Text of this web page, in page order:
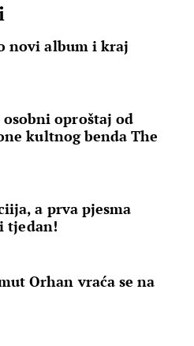
novi album i kraj
oproštaj od
kultnog benda The
a prva pjesma
tjedan!
Orhan vraća se na